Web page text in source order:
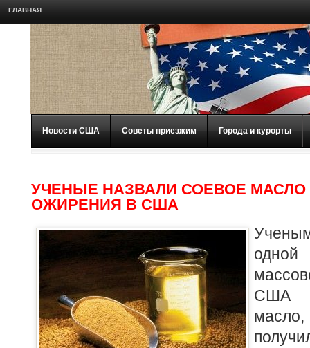
ГЛАВНАЯ
Новости США Советы приезжим Города и курорты
УЧЕНЫЕ НАЗВАЛИ СОЕВОЕ
ОЖИРЕНИЯ В США
одной
США